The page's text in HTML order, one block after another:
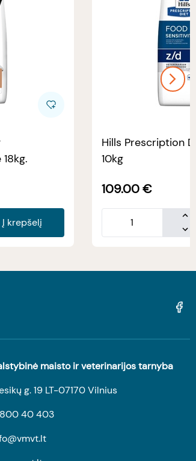
Į krepšelį
Hills Prescription
10kg
109.00 €
maisto ir veterinarijos tarnyba
g. 19 LT-07170 Vilnius
40 403